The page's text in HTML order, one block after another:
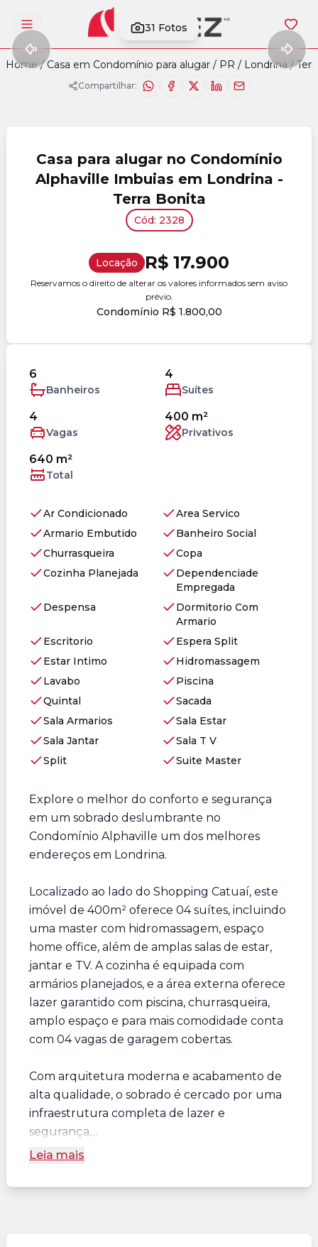
Abrir menu 31 Fotos
Home / Casa em Condomínio para alugar / PR / Londrina /
Compartilhar:
Casa para alugar no Condomínio
Alphaville Imbuias em Londrina -
Terra Bonita
Cód: 2328
Locação R$ 17.900
Reservamos o direito de alterar os valores informados sem aviso
prévio.
Condomínio R$ 1.800,00
6
Banheiros
4
Suítes
4
Vagas
400 m²
Privativos
640 m²
Total
Ar Condicionado
Area Servico
Armario Embutido
Banheiro Social
Churrasqueira
Copa
Cozinha Planejada
Dependenciade
Empregada
Despensa
Dormitorio Com
Armario
Escritorio
Espera Split
Estar Intimo
Hidromassagem
Lavabo
Piscina
Quintal
Sacada
Sala Armarios
Sala Estar
Sala Jantar
Sala T V
Split
Suite Master
Explore o melhor do conforto e segurança
em um sobrado deslumbrante no
Condomínio Alphaville um dos melhores
endereços em Londrina.
Localizado ao lado do Shopping Catuaí, este
imóvel de 400m² oferece 04 suítes, incluindo
uma master com hidromassagem, espaço
home office, além de amplas salas de estar,
jantar e TV. A cozinha é equipada com
armários planejados, e a área externa oferece
lazer garantido com piscina, churrasqueira,
amplo espaço e para mais comodidade conta
com 04 vagas de garagem cobertas.
Com arquitetura moderna e acabamento de
alta qualidade, o sobrado é cercado por uma
infraestrutura completa de lazer e
segurança,...
Leia mais